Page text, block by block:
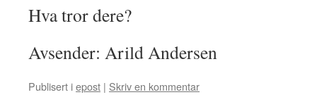
Hva tror dere?
Avsender: Arild Andersen
Publisert iepost | Skriv en kommentar